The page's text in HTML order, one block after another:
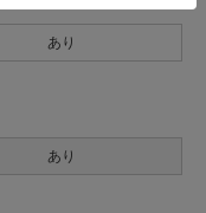
あり
あり